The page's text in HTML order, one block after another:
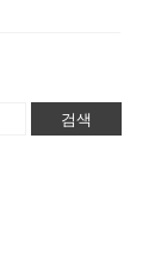
검색